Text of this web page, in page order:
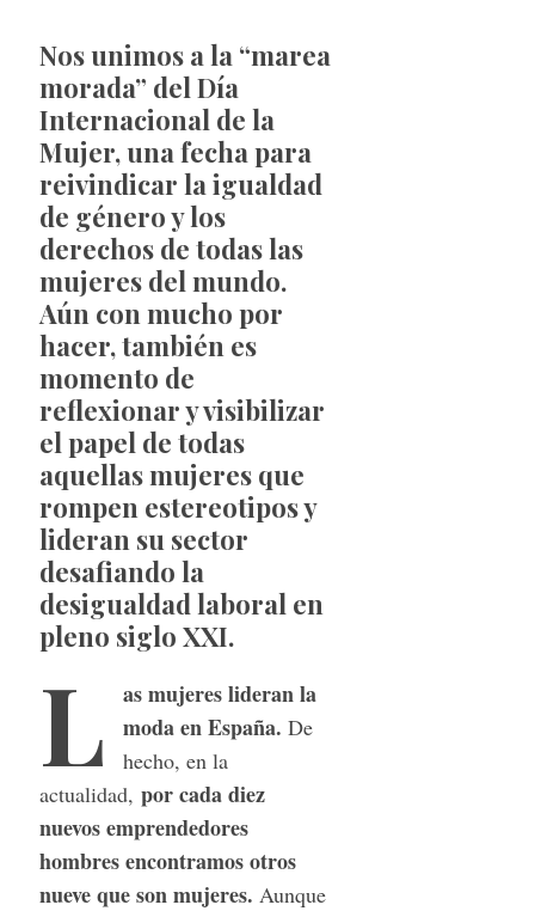
Nos unimos a la “marea
morada” del Día
Internacional de la
Mujer,una fecha para
reivindicar la igualdad
de género y los
derechos de todas las
mujeres del mundo.
Aún con mucho por
hacer, también es
momento de
reflexionar y visibilizar
el papel de todas
aquellas mujeres que
rompen estereotipos y
lideran su sector
desafiando la
desigualdad laboral en
pleno siglo XXI.
L
as mujeres lideran la
moda en España. De
hecho, en la
actualidad, por cada diez
nuevos emprendedores
hombres encontramos otros
nueve que son mujeres. Aunque